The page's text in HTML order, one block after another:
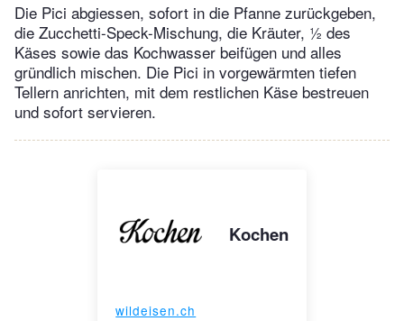
Die Pici abgiessen, sofort in die Pfanne zurückgeben,
die Zucchetti-Speck-Mischung, die Kräuter, ½ des
Käses sowie das Kochwasser beifügen und alles
gründlich mischen. Die Pici in vorgewärmten tiefen
Tellern anrichten, mit dem restlichen Käse bestreuen
und sofort servieren.
Kochen
wildeisen.ch